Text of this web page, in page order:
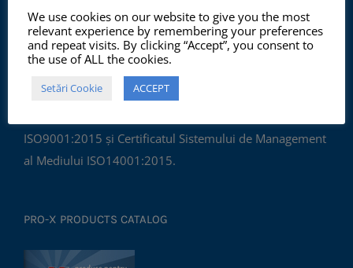
Începând cu anul 2012, ChemSol Group deține
ISO9001:2015 și Certificatul Sistemului de Management
al Mediului ISO14001:2015.
PRO-X PRODUCTS CATALOG
We use cookies on our website to give you the most
relevant experience by remembering your preferences
and repeat visits. By clicking “Accept”, you consent to
the use of ALL the cookies.
Setări Cookie ACCEPT